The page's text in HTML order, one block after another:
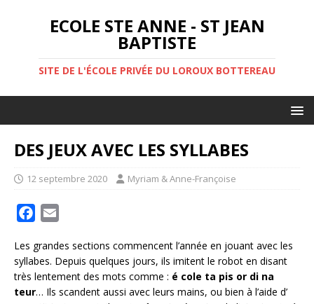
ECOLE STE ANNE - ST JEAN
BAPTISTE
SITE DE L'ÉCOLE PRIVÉE DU LOROUX BOTTEREAU
DES JEUX AVEC LES SYLLABES
12 septembre 2020 Myriam & Anne-Françoise
c
e
a
i
Les grandes sections commencent l’année en jouant avec les
syllabes. Depuis quelques jours, ils imitent le robot en disant
très lentement des mots comme : é cole ta pis or di na
teur… Ils scandent aussi avec leurs mains, ou bien à l’aide d’